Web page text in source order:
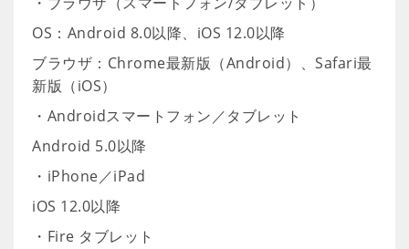
OS：Android 8.0以降、iOS 12.0以降
ブラウザ：Chrome最新版（Android）、Safari最
新版（iOS）
・Androidスマートフォン／タブレット
Android 5.0以降
・iPhone／iPad
iOS 12.0以降
・Fire タブレット